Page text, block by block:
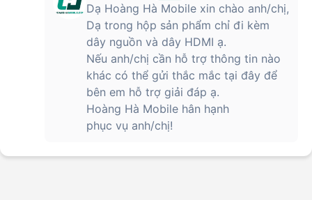
Dạ Hoàng Hà Mobile xin chào anh/chị,
Dạ trong hộp sản phẩm chỉ đi kèm
dây nguồn và dây HDMI ạ.
Nếu anh/chị cần hỗ trợ thông tin nào
khác có thể gửi thắc mắc tại đây để
bên em hỗ trợ giải đáp ạ.
Hoàng Hà Mobile hân hạnh
phục vụ anh/chị!